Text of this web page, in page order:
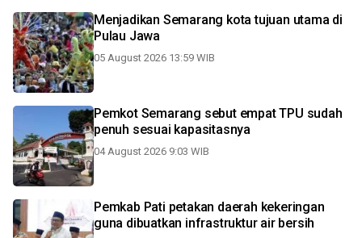
Menjadikan Semarang kota tujuan utama di
Pulau Jawa
05 August 2026 13:59 WIB
Pemkot Semarang sebut empat TPU sudah
penuh sesuai kapasitasnya
04 August 2026 9:03 WIB
Pemkab Pati petakan daerah kekeringan
guna dibuatkan infrastruktur air bersih